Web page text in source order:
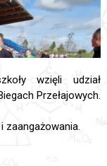
wzięli udział
Przełajowych.
zaangażowania.